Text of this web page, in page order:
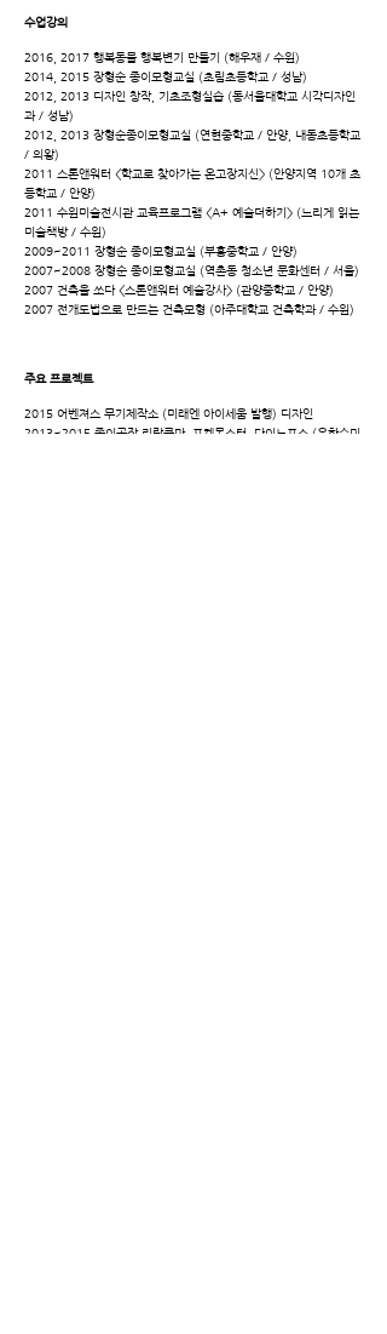
수업강의
2016, 2017 행복동물 행복변기 만들기 (해우재 / 수원)
2014, 2015 장형순 종이모형교실 (초림초등학교 / 성남)
2012, 2013 디자인 창작, 기초조형실습 (동서울대학교 시각디자인
과 / 성남)
2012, 2013 장형순종이모형교실 (연현중학교 / 안양, 내동초등학교
/ 의왕)
2011 스톤앤워터 <학교로 찾아가는 온고장지신> (안양지역 10개 초
등학교 / 안양)
2011 수원미술전시관 교육프로그램 <A+ 예술더하기> (느리게 읽는
미술책방 / 수원)
2009~2011 장형순 종이모형교실 (부흥중학교 / 안양)
2007~2008 장형순 종이모형교실 (역촌동 청소년 문화센터 / 서울)
2007 건축을 쏘다 <스톤앤워터 예술강사> (관양중학교 / 안양)
2007 전개도법으로 만드는 건축모형 (아주대학교 건축학과 / 수원)
주요 프로젝트
2015 어벤져스 무기제작소 (미래엔 아이세움 발행) 디자인
2013~2015 종이공작 리락쿠마, 포켓몬스터, 다이노포스 (은하수미